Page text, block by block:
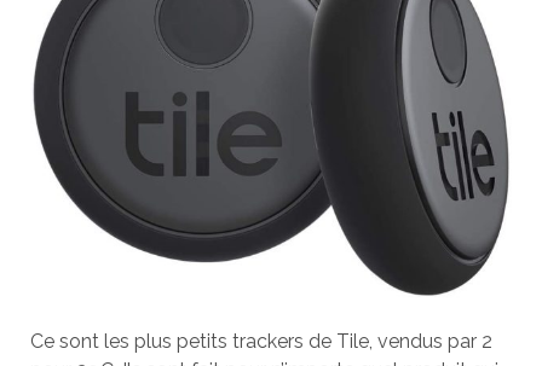
Ce sont les plus petits trackers de Tile, vendus par 2